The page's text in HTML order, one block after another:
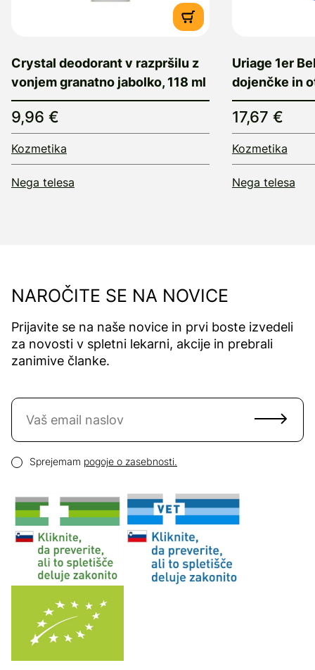
Crystal deodorant v razpršilu z
vonjem granatno jabolko, 118 ml
9,96 €
Kozmetika
Nega telesa
Uriage 1er
dojenčke in
17,67 €
Kozmetika
Nega telesa
NAROČITE SE NA NOVICE
Prijavite se na naše novice in prvi boste izvedeli
za novosti v spletni lekarni, akcije in prebrali
zanimive članke.
Naročite se na novice
Pogoji zasebnosti
Sprejemam pogoje o zasebnosti.